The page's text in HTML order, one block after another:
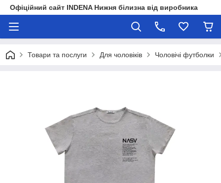
Офіційний сайт INDENA Нижня білизна від виробника
Товари та послуги Для чоловіків Чоловічі футболки